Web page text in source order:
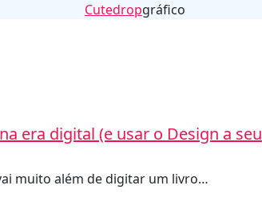
Cutedropgráfico
era digital (e usar o Design a seu
muito além de digitar um livro…